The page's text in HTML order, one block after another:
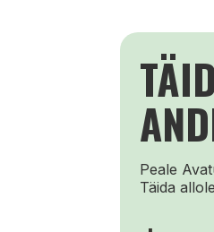
Peale
Täida